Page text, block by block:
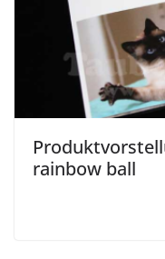
rainbow ball